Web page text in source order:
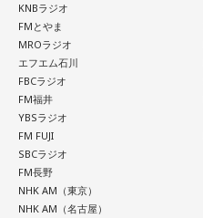
KNBラジオ
FMとやま
MROラジオ
エフエム石川
FBCラジオ
FM福井
YBSラジオ
FM FUJI
SBCラジオ
FM長野
NHK AM（東京）
NHK AM（名古屋）